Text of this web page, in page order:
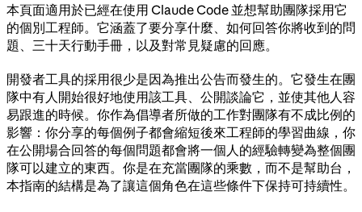
本頁面適用於已經在使用 Claude Code 並想幫助團隊採用它
的個別工程師。它涵蓋了要分享什麼、如何回答你將收到的問
題、三十天行動手冊，以及對常見疑慮的回應。
開發者工具的採用很少是因為推出公告而發生的。它發生在團
隊中有人開始很好地使用該工具、公開談論它，並使其他人容
易跟進的時候。你作為倡導者所做的工作對團隊有不成比例的
影響：你分享的每個例子都會縮短後來工程師的學習曲線，你
在公開場合回答的每個問題都會將一個人的經驗轉變為整個團
隊可以建立的東西。你是在充當團隊的乘數，而不是幫助台，
本指南的結構是為了讓這個角色在這些條件下保持可持續性。